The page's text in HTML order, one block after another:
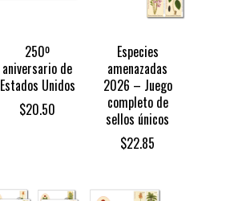
250º
aniversario de
Estados Unidos
$20.50
Especies
amenazadas
2026 – Juego
completo de
sellos únicos
$22.85